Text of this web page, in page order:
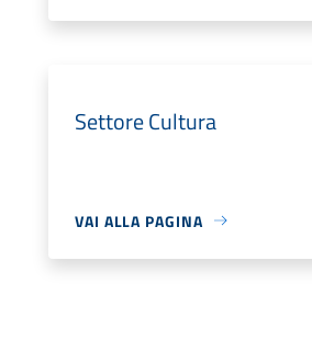
Settore Cultura
VAI ALLA PAGINA